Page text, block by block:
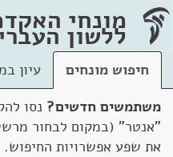
מונחי
ללשון
חיפוש מונחים
עיון
משתמשים חדשים? נסו
"אנטר" (במקום לבחור
את שפע אפשרויות החיפוש.